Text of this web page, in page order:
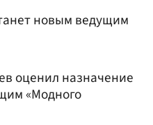
новым ведущим
оценил назначение
«Модного